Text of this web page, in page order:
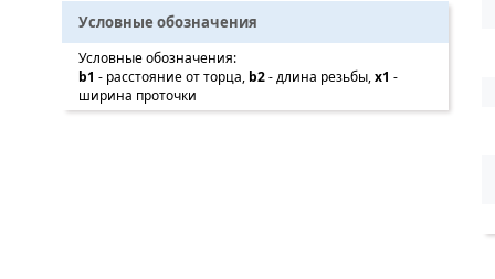
Условные обозначения
Условные обозначения:
b1 - расстояние от торца, b2- длина резьбы,x1 -
ширина проточки